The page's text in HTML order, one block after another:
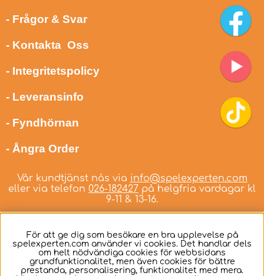
- Frågor & Svar
- Kontakta Oss
- Integritetspolicy
- Leveransinfo
- Fyndhörnan
- Ångra Order
Vår kundtjänst nås via info@spelexperten.com
eller via telefon 026-182427 på helgfria vardagar kl
9-11 & 13-16.
Svenska
För att ge dig som besökare en bra upplevelse på
spelexperten.com använder vi cookies. Det handlar dels
om helt nödvändiga cookies för webbsidans
grundfunktionalitet, men även cookies för bättre
prestanda, personalisering, funktionalitet med mera.